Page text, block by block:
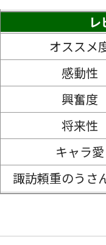
オススメ
感動性
興奮度
将来性
キャラ愛
諏訪頼重のうさ